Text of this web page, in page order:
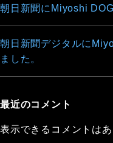
朝日新聞にMiyoshi
朝日新聞デジタルに
ました。
最近のコメント
表示できるコメントはあ